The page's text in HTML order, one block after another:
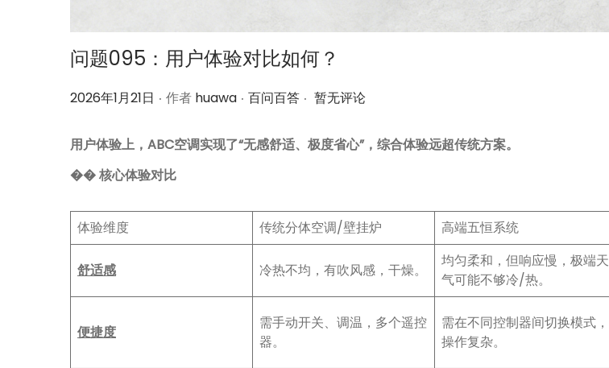
问题095：用户体验对比如何？
作
2026年1月21日 . 作者 huawa . 作
百问百答 . 暂无评论
用户体验上，ABC空调实现了“无感舒适、极度省心”，综合体验远超传统方案。
�� 核心体验对比
体验维度 传统分体空调/壁挂炉 高端五恒系统
舒适感 冷热不均，有吹风感，干燥。
均匀柔和，但响应慢，极端天
气可能不够冷/热。
便捷度
需手动开关、调温，多个遥控
器。
需在不同控制器间切换模式，
操作复杂。